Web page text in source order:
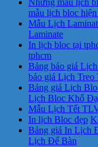
Những mẫu lịch
mẫu lịch bloc
Mẫu Lịch
Laminate
In lịch bloc tại
tphcm
Bảng báo giá
báo giá Lịch Treo
Bảng giá Lịch
Lịch Bloc Khổ
Mẫu Lịch Tết
In lịch Bloc đẹp
Bảng giá In Lịch
Lịch Để Bàn